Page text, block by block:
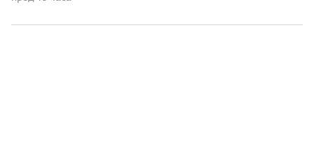
анализи, во повеќе наврати во гостиварскиот